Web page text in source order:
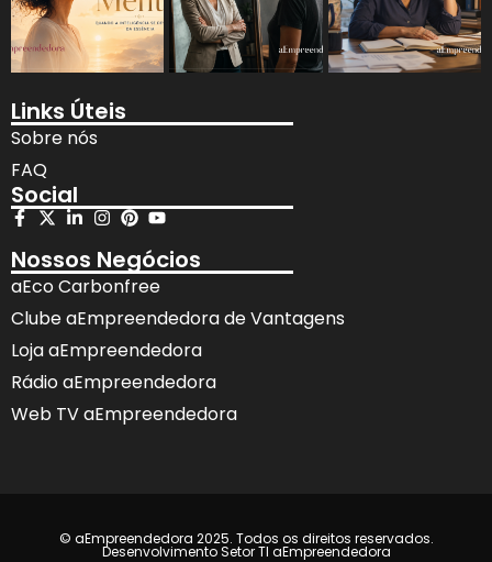
Links Úteis
Sobre nós
FAQ
Social
Nossos Negócios
aEco Carbonfree
Clube aEmpreendedora de Vantagens
Loja aEmpreendedora
Rádio aEmpreendedora
Web TV aEmpreendedora
© aEmpreendedora 2025. Todos os direitos reservados.
Desenvolvimento Setor TI aEmpreendedora